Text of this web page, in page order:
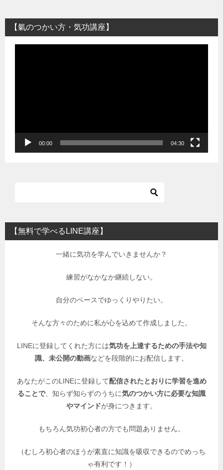
【氣のつかい方・気功講座】
00:00 04:30
【無料で学べるLINE講座】
一緒に気功を学んでいきませんか？
練習がなかなか継続しない。
自分のペースでゆっくりやりたい。
そんな方々のために私が心を込めて作成しました。
LINEに登録してくれた方には気功を上達するための手法や知
識、未公開の動画などを段階的にお配信します。
あなたがこのLINEに登録して配信されたとおりに学習を進め
ることで、知らず知らずのうちに気のつかい方に必要な知識
やマインドが身につきます。
もちろん気功初心者の方でも問題ありません。
（むしろ初心者のほうが素直に知識を吸収できるのでめっち
ゃ有利です！）